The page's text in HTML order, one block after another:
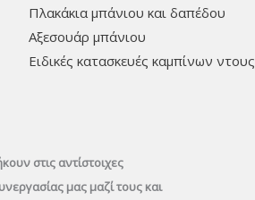
Πλακάκια μπάνιου και δαπέδου
Aξεσουάρ μπάνιου
Ειδικές κατασκευές καμπίνων ντους
στις αντίστοιχες
μας μαζί τους και